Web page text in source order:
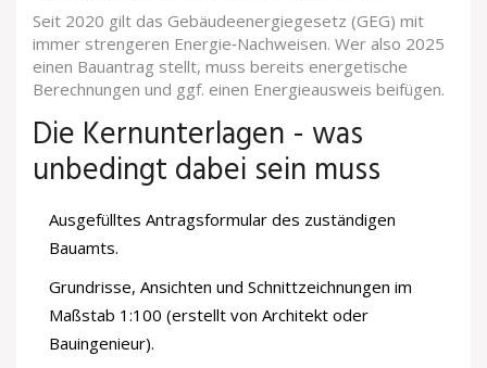
Seit 2020 gilt das Gebäudeenergiegesetz (GEG) mit
immer strengeren Energie‑Nachweisen. Wer also 2025
einen Bauantrag stellt, muss bereits energetische
Berechnungen und ggf. einen Energieausweis beifügen.
Die Kernunterlagen - was
unbedingt dabei sein muss
Ausgefülltes Antragsformular des zuständigen
Bauamts.
Grundrisse, Ansichten und Schnittzeichnungen im
Maßstab 1:100 (erstellt von Architekt oder
Bauingenieur).